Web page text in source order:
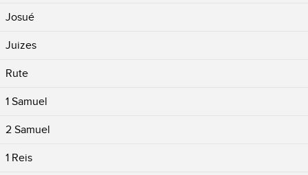
Josué
Juizes
Rute
1 Samuel
2 Samuel
1 Reis